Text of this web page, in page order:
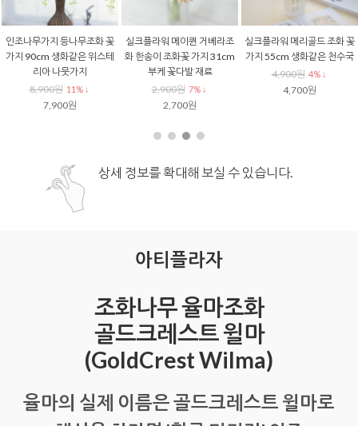
인조나무가지 등나무조화 꽃
가지 90cm 생화같은 위스테
리아 나뭇가지
8,900원
11% ↓
7,900원
실크플라워 메이퀸 거베라조
화 한송이 조화꽃 가지 31cm
부케 꽃다발 재료
2,900원 7% ↓
2,700원
실크플라워 메리골드 조화 꽃
가지 55cm 생화같은 천수국
4,900원 4% ↓
4,700원
상세 정보를 확대해 보실 수 있습니다.
아티플라자
조화나무 율마조화
골드크레스트 윌마
(GoldCrest Wilma)
율마의 실제 이름은 골드크레스트 윌마로